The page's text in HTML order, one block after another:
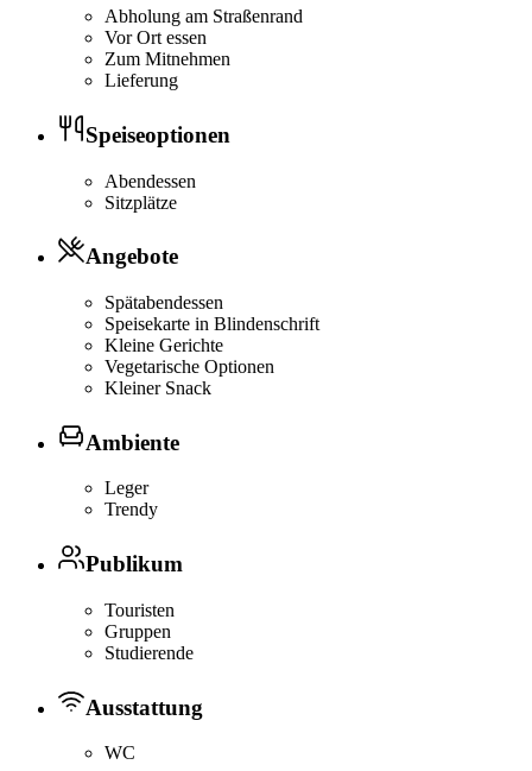
Abholung am Straßenrand
Vor Ort essen
Zum Mitnehmen
Lieferung
Speiseoptionen
Abendessen
Sitzplätze
Angebote
Spätabendessen
Speisekarte in Blindenschrift
Kleine Gerichte
Vegetarische Optionen
Kleiner Snack
Ambiente
Leger
Trendy
Publikum
Touristen
Gruppen
Studierende
Ausstattung
WC